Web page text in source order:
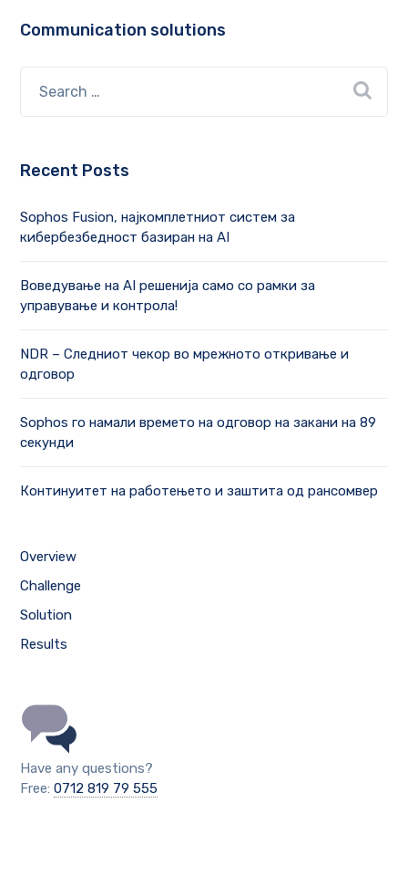
Communication solutions
Recent Posts
Sophos Fusion, најкомплетниот систем за
кибербезбедност базиран на AI
Воведување на AI решенија само со рамки за
управување и контрола!
NDR – Следниот чекор во мрежното откривање и
одговор
Sophos го намали времето на одговор на закани на 89
секунди
Континуитет на работењето и заштита од рансомвер
Overview
Challenge
Solution
Results
Have any questions?
Free:0712 819 79 555